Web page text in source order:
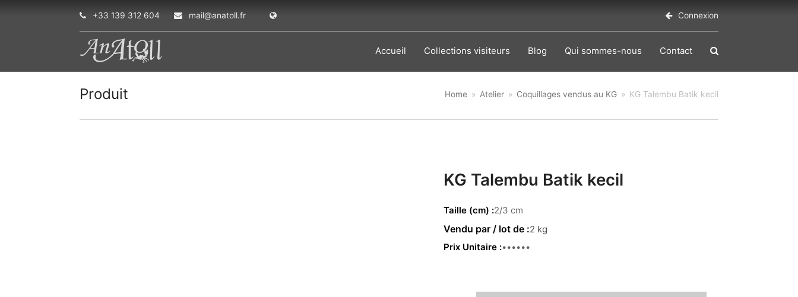
+33 139 312 604 mail@anatoll.fr Connexion
Accueil Collections visiteurs Blog Qui sommes-nous Contact
Produit Home » Atelier » Coquillages vendus au KG » KG Talembu Batik kecil
KG Talembu Batik kecil
Taille (cm) 2/3 cm
2 kg
Prix Unitaire 4.00 €